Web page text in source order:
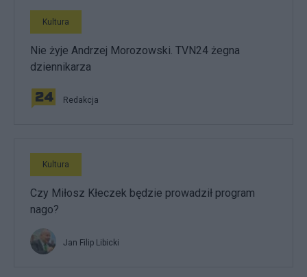
Kultura
Nie żyje Andrzej Morozowski. TVN24 żegna
dziennikarza
Redakcja
Kultura
Czy Miłosz Kłeczek będzie prowadził program
nago?
Jan Filip Libicki